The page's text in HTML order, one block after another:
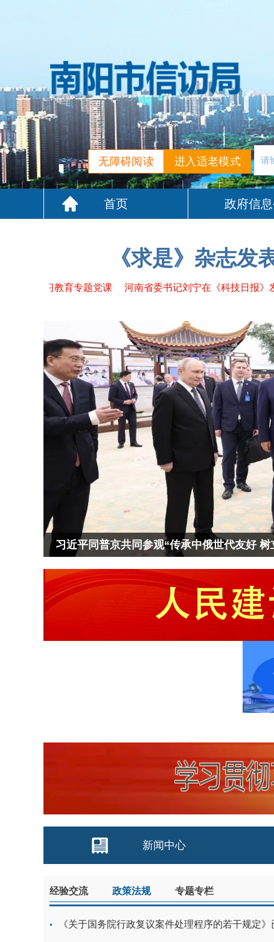
进入适老模式
无障碍阅读
首页 政府信
《求是》杂志发
党纪学习教育专题党课 河南省委书记刘宁在《科技日报》发
习近平同普京共同参观“传承中俄世代友好
新闻中心
经验交流 政策法规 专题专栏
《关于国务院行政复议案件处理程序的若干规定